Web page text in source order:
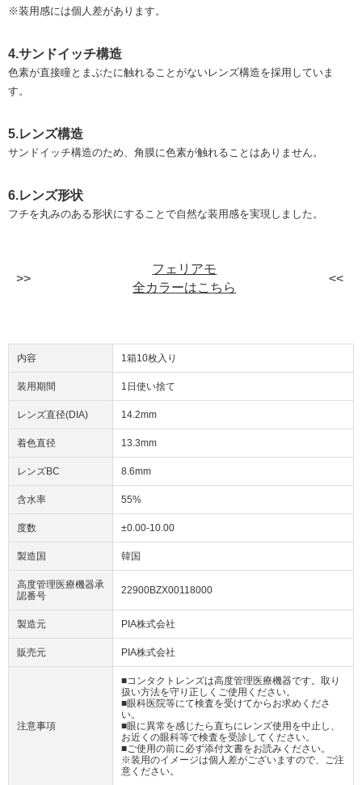
※装用感には個人差があります。
4.サンドイッチ構造
色素が直接瞳とまぶたに触れることがないレンズ構造を採用していま
す。
5.レンズ構造
サンドイッチ構造のため、角膜に色素が触れることはありません。
6.レンズ形状
フチを丸みのある形状にすることで自然な装用感を実現しました。
フェリアモ
全カラーはこちら
内容 1箱10枚入り
装用期間 1日使い捨て
レンズ直径(DIA) 14.2mm
着色直径 13.3mm
レンズBC 8.6mm
含水率 55%
度数 ±0.00-10.00
製造国 韓国
高度管理医療機器承
認番号
22900BZX00118000
製造元 PIA株式会社
販売元 PIA株式会社
注意事項
■コンタクトレンズは高度管理医療機器です。取り
扱い方法を守り正しくご使用ください。
■眼科医院等にて検査を受けてからお求めくださ
い。
■眼に異常を感じたら直ちにレンズ使用を中止し、
お近くの眼科等で検査を受診してください。
■ご使用の前に必ず添付文書をお読みください。
※装用のイメージは個人差がございますので、ご注
意ください。